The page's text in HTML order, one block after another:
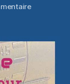
sur
flashes